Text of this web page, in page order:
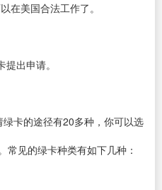
在美国合法工作了。
出申请。
卡的途径有20多种，你可以选
常见的绿卡种类有如下几种：